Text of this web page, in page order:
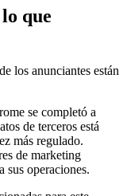
que
los anunciantes están
se completó a
de terceros está
más regulado.
de marketing
sus operaciones.